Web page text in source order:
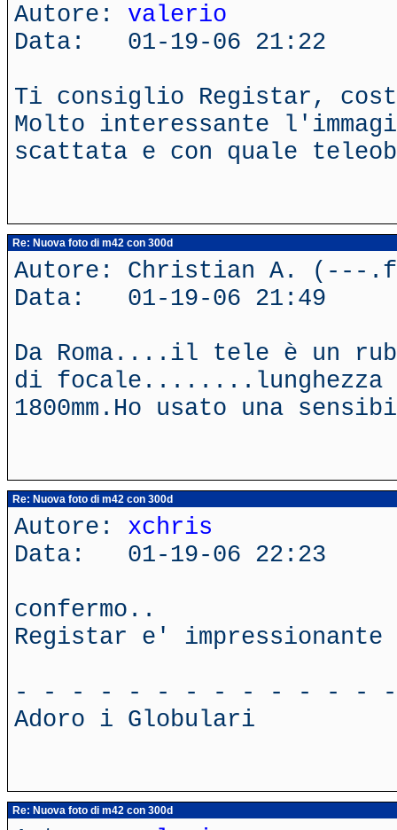
Autore: valerio
Data: 01-19-06 21:22
Ti consiglio Registar,
Molto interessante
scattata e con quale
Re: Nuova foto di m42 con 300d
Autore: Christian A. (---
Data: 01-19-06 21:49
Da Roma....il tele è un
di focale........lunghezza
1800mm.Ho usato una
Re: Nuova foto di m42 con 300d
Autore: xchris
Data: 01-19-06 22:23
confermo..
Registar e'
- - - - - - - - - - - - -
Adoro i Globulari
Re: Nuova foto di m42 con 300d